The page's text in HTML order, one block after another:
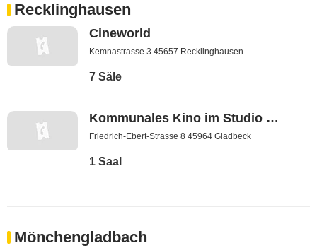
Recklinghausen
Cineworld
Kemnastrasse 3 45657 Recklinghausen
7 Säle
Kommunales Kino im Studio der Stadtbücherei
Friedrich-Ebert-Strasse 8 45964 Gladbeck
1 Saal
Mönchengladbach